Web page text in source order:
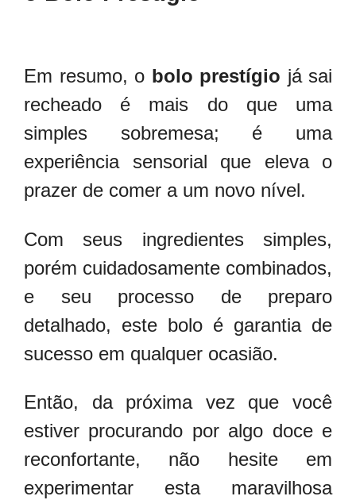
Em resumo, o bolo prestígio já sai
recheado é mais do que uma
simples sobremesa; é uma
experiência sensorial que eleva o
prazer de comer a um novo nível.
Com seus ingredientes simples,
porém cuidadosamente combinados,
e seu processo de preparo
detalhado, este bolo é garantia de
sucesso em qualquer ocasião.
Então, da próxima vez que você
estiver procurando por algo doce e
reconfortante, não hesite em
experimentar esta maravilhosa